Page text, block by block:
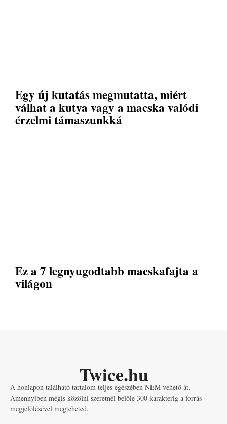
Egy új kutatás megmutatta, miért
válhat a kutya vagy a macska valódi
érzelmi támaszunkká
Ez a 7 legnyugodtabb macskafajta a
világon
Twice.hu
A honlapon található tartalom teljes egészében NEM vehető át.
Amennyiben mégis közölni szeretnél belőle 300 karakterig a forrás
megjelölésével megteheted.